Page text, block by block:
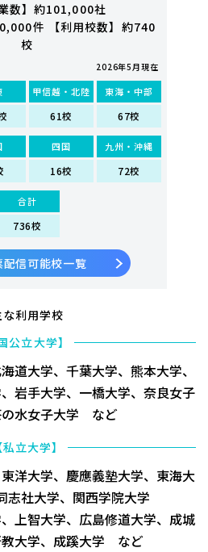
数】約101,000社
件 【利用校数】約740
校
2026年5月現在
甲信越・北陸
61校
東海・中部
67校
四国
16校
九州・沖縄
72校
合計
736校
配信可能校一覧
な利用学校
公立大学】
道大学、千葉大学、熊本大学、
岩手大学、一橋大学、奈良女子
の水女子大学 など
私立大学】
洋大学、慶應義塾大学、東海大
志社大学、関西学院大学
上智大学、広島修道大学、成城
教大学、成蹊大学 など